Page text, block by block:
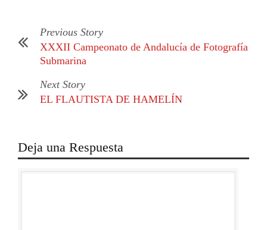
Previous Story
XXXII Campeonato de Andalucía de Fotografía
Submarina
Next Story
EL FLAUTISTA DE HAMELÍN
Deja una Respuesta